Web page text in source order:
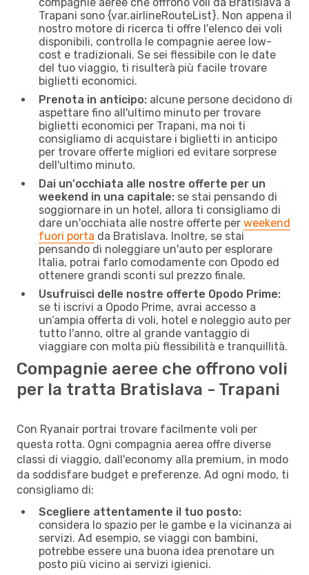
Trapani sono {​var.airlineRouteList}. Non appena il
nostro motore di ricerca ti offre l'elenco dei voli
disponibili, controlla le compagnie aeree low-
cost e tradizionali. Se sei flessibile con le date
del tuo viaggio, ti risulterà più facile trovare
biglietti economici.
Prenota in anticipo: alcune persone decidono di
aspettare fino all'ultimo minuto per trovare
biglietti economici per Trapani, ma noi ti
consigliamo di acquistare i biglietti in anticipo
per trovare offerte migliori ed evitare sorprese
dell'ultimo minuto.
Dai un'occhiata alle nostre offerte per un
weekend in una capitale: se stai pensando di
soggiornare in un hotel, allora ti consigliamo di
dare un'occhiata alle nostre offerte per weekend
fuori porta da Bratislava. Inoltre, se stai
pensando di noleggiare un'auto per esplorare
Italia, potrai farlo comodamente con Opodo ed
ottenere grandi sconti sul prezzo finale.
Usufruisci delle nostre offerte Opodo Prime:
se ti iscrivi a Opodo Prime, avrai accesso a
un’ampia offerta di voli, hotel e noleggio auto per
tutto l'anno, oltre al grande vantaggio di
viaggiare con molta più flessibilità e tranquillità.
Compagnie aeree che offrono voli
per la tratta Bratislava - Trapani
Con Ryanair portrai trovare facilmente voli per
questa rotta. Ogni compagnia aerea offre diverse
classi di viaggio, dall'economy alla premium, in modo
da soddisfare budget e preferenze. Ad ogni modo, ti
consigliamo di:
Scegliere attentamente il tuo posto:
considera lo spazio per le gambe e la vicinanza ai
servizi. Ad esempio, se viaggi con bambini,
potrebbe essere una buona idea prenotare un
posto più vicino ai servizi igienici.